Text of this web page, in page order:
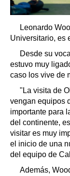
Leonardo
Universitario, es
Desde su
estuvo muy
caso los vive de
"La visita de
vengan equipos
importante para
del continente,
visitar es muy
el inicio de una
del equipo de
Además,